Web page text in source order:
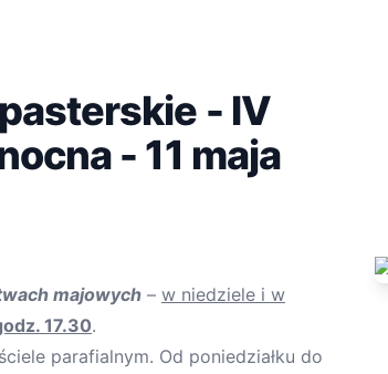
- IV
- 11 maja
majowych – w niedziele i w
17.30.
parafialnym. Od poniedziałku do